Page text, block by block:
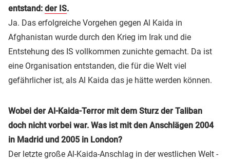
entstand: der IS.
Ja. Das erfolgreiche Vorgehen gegen Al Kaida in
Afghanistan wurde durch den Krieg im Irak und die
Entstehung des IS vollkommen zunichte gemacht. Da ist
eine Organisation entstanden, die für die Welt viel
gefährlicher ist, als Al Kaida das je hätte werden können.
Wobei der Al-Kaida-Terror mit dem Sturz der Taliban
doch nicht vorbei war. Was ist mit den Anschlägen 2004
in Madrid und 2005 in London?
Der letzte große Al-Kaida-Anschlag in der westlichen Welt -